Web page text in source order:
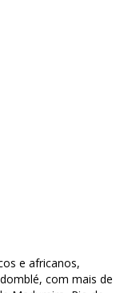
e africanos,
com mais de